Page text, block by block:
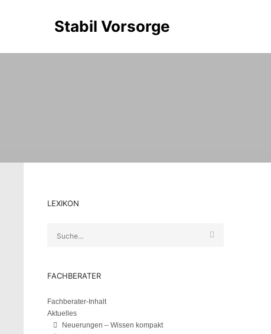
Stabil Vorsorge
LEXIKON
FACHBERATER
Fachberater-Inhalt
Aktuelles
Neuerungen – Wissen kompakt